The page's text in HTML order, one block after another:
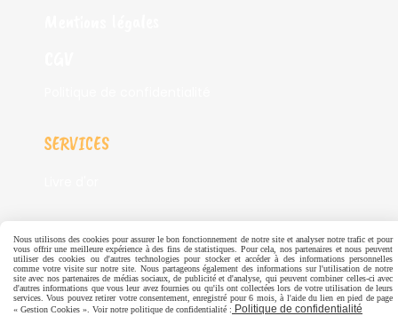
SERVICES
Facebook est désactivé. Autoriser
Pinterest est désactivé. Autoriser
Nous utilisons des cookies pour assurer le bon fonctionnement de notre site et analyser notre trafic et pour
vous offrir une meilleure expérience à des fins de statistiques. Pour cela, nos partenaires et nous peuvent
utiliser des cookies ou d'autres technologies pour stocker et accéder à des informations personnelles
comme votre visite sur notre site. Nous partageons également des informations sur l'utilisation de notre
site avec nos partenaires de médias sociaux, de publicité et d'analyse, qui peuvent combiner celles-ci avec
d'autres informations que vous leur avez fournies ou qu'ils ont collectées lors de votre utilisation de leurs
services. Vous pouvez retirer votre consentement, enregistré pour 6 mois, à l'aide du lien en pied de page
« Gestion Cookies ». Voir notre politique de confidentialité : Politique de confidentialité